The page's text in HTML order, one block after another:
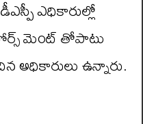
ఎధికారుల్లో
మెంట్ తోపాటు
అధికారులు ఉన్నారు.